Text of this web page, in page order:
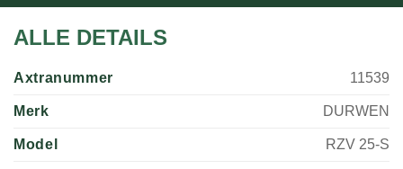
ALLE DETAILS
Axtranummer 11539
Merk DURWEN
Model RZV 25-S